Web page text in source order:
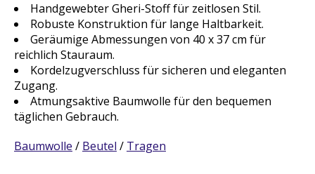
Handgewebter Gheri-Stoff für zeitlosen Stil.
Robuste Konstruktion für lange Haltbarkeit.
Geräumige Abmessungen von 40 x 37 cm für
reichlich Stauraum.
Kordelzugverschluss für sicheren und eleganten
Zugang.
Atmungsaktive Baumwolle für den bequemen
täglichen Gebrauch.
Baumwolle / Beutel / Tragen